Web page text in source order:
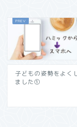
子どもの姿勢をよく
ました①